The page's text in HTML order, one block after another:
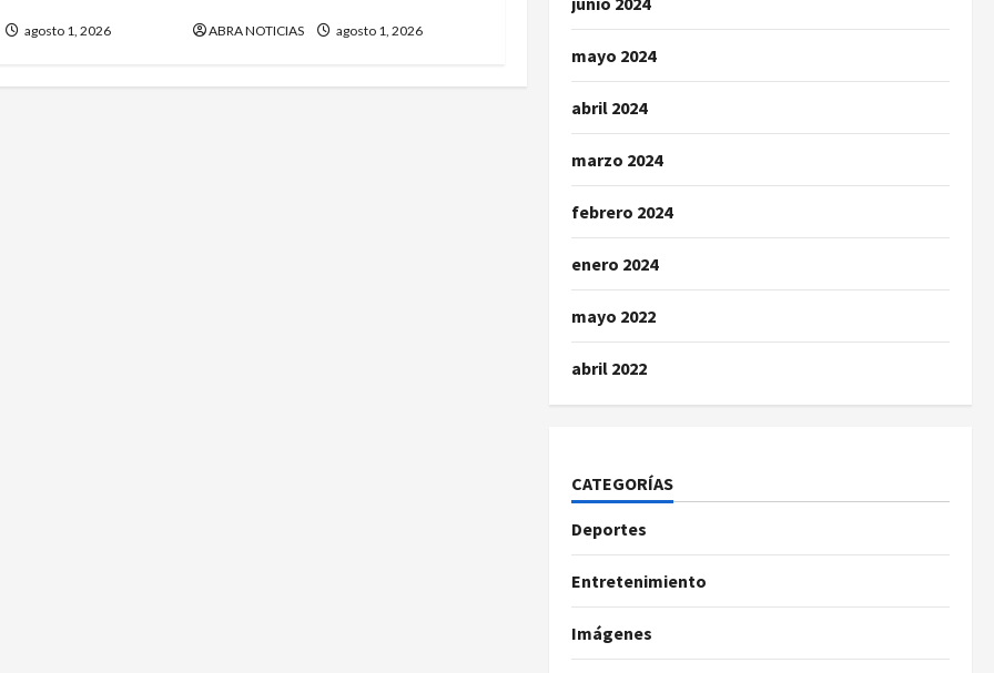
agosto 1, 2026 ABRA NOTICIAS agosto 1, 2026
mayo 2024
abril 2024
marzo 2024
febrero 2024
enero 2024
mayo 2022
abril 2022
CATEGORÍAS
Deportes
Entretenimiento
Imágenes